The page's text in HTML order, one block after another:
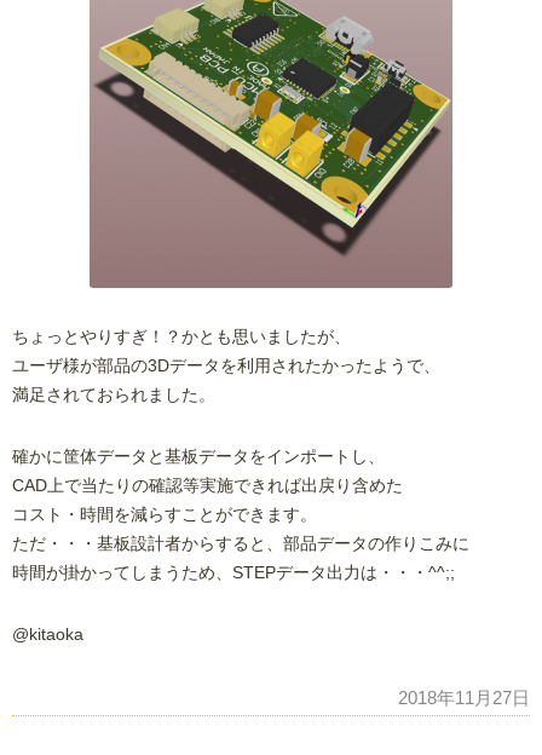
ちょっとやりすぎ！？かとも思いましたが、
ユーザ様が部品の3Dデータを利用されたかったようで、
満足されておられました。
確かに筐体データと基板データをインポートし、
CAD上で当たりの確認等実施できれば出戻り含めた
コスト・時間を減らすことができます。
ただ・・・基板設計者からすると、部品データの作りこみに
時間が掛かってしまうため、STEPデータ出力は・・・^^;;
@kitaoka
2018年11月27日